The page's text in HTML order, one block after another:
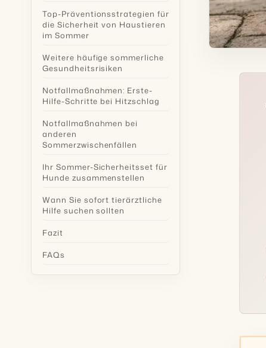
Top-Präventionsstrategien für
die Sicherheit von Haustieren
im Sommer
Weitere häufige sommerliche
Gesundheitsrisiken
Notfallmaßnahmen: Erste-
Hilfe-Schritte bei Hitzschlag
Notfallmaßnahmen bei
anderen
Sommerzwischenfällen
Ihr Sommer-Sicherheitsset für
Hunde zusammenstellen
Wann Sie sofort tierärztliche
Hilfe suchen sollten
Fazit
FAQs